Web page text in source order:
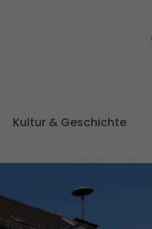
Kultur & Geschichte